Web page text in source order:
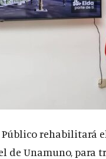
Público rehabilitará
de Unamuno, para